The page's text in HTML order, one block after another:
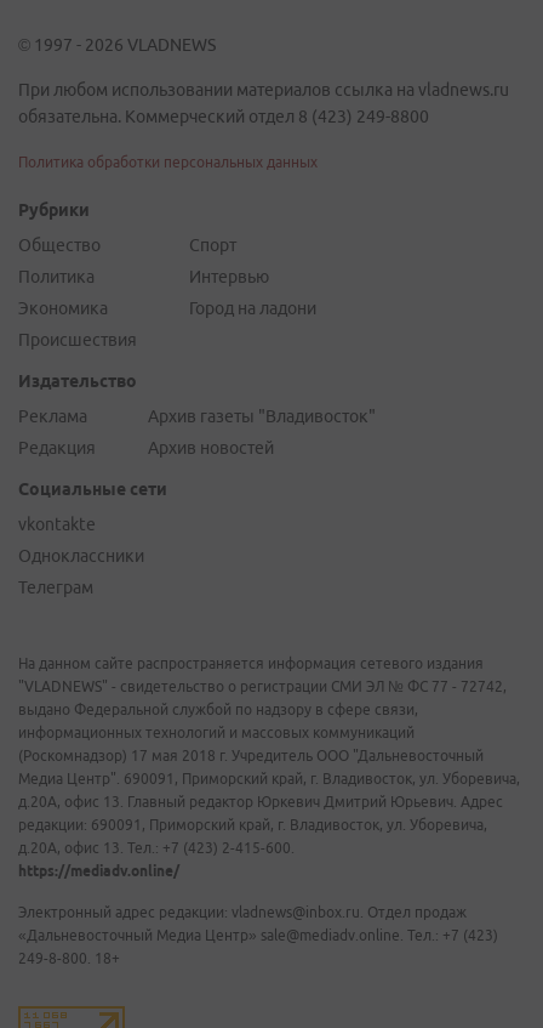
© 1997 - 2026 VLADNEWS
При любом использовании материалов ссылка на vladnews.ru
обязательна. Коммерческий отдел 8 (423) 249-8800
Политика обработки персональных данных
Рубрики
Общество
Политика
Экономика
Происшествия
Спорт
Интервью
Город на ладони
Издательство
Реклама
Редакция
Архив газеты "Владивосток"
Архив новостей
Социальные сети
vkontakte
Одноклассники
Телеграм
На данном сайте распространяется информация сетевого издания
"VLADNEWS" - свидетельство о регистрации СМИ ЭЛ № ФС 77 - 72742,
выдано Федеральной службой по надзору в сфере связи,
информационных технологий и массовых коммуникаций
(Роскомнадзор) 17 мая 2018 г. Учредитель ООО "Дальневосточный
Медиа Центр". 690091, Приморский край, г. Владивосток, ул. Уборевича,
д.20А, офис 13. Главный редактор Юркевич Дмитрий Юрьевич. Адрес
редакции: 690091, Приморский край, г. Владивосток, ул. Уборевича,
д.20А, офис 13. Тел.: +7 (423) 2-415-600.
https://mediadv.online/
Электронный адрес редакции: vladnews@inbox.ru. Отдел продаж
«Дальневосточный Медиа Центр» sale@mediadv.online. Тел.: +7 (423)
249-8-800. 18+